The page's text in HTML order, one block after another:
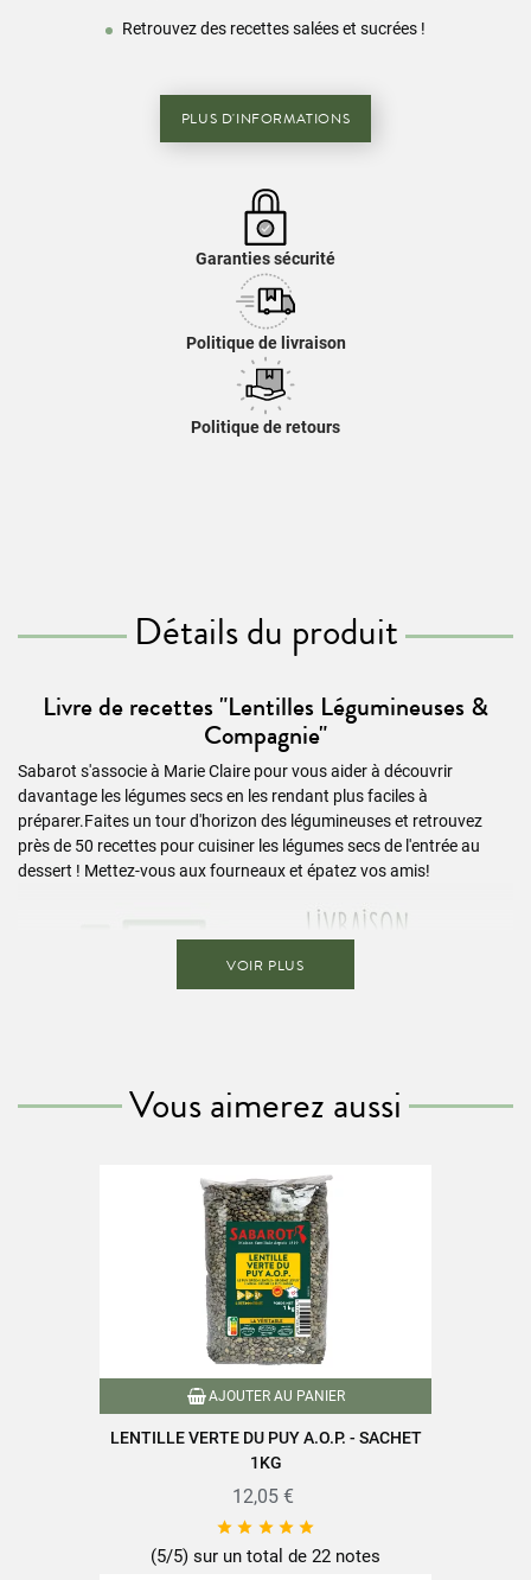
Retrouvez des recettes salées et sucrées !
PLUS D'INFORMATIONS
Garanties sécurité
Politique de livraison
Politique de retours
Détails du produit
Livre de recettes "Lentilles Légumineuses &
Compagnie"
Sabarot s'associe à Marie Claire pour vous aider à découvrir
davantage les légumes secs en les rendant plus faciles à
préparer.Faites un tour d'horizon des légumineuses et retrouvez
près de 50 recettes pour cuisiner les légumes secs de l'entrée au
dessert ! Mettez-vous aux fourneaux et épatez vos amis!
www.sabarot.com/actualites-et-recettes/actus-
recettes/recettes/
Fiche technique
Conditionnement
RéférencePN00098
Références spécifiques
VOIR PLUS
Vous aimerez aussi
AJOUTER AU PANIER
LENTILLE VERTE DU PUY A.O.P. - SACHET
1KG
12,05 €
    
(5/5) sur un total de 22 notes